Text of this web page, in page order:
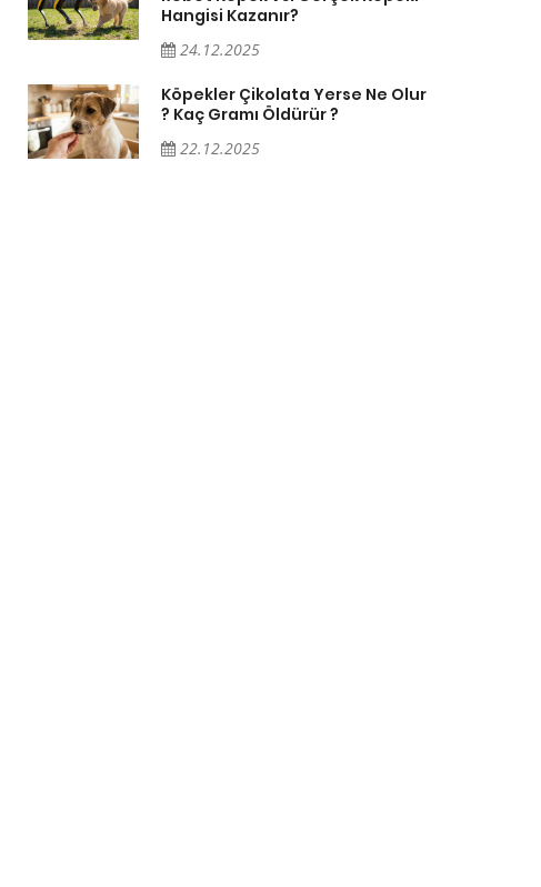
Hangisi Kazanır?
24.12.2025
Köpekler Çikolata Yerse Ne Olur
? Kaç Gramı Öldürür ?
22.12.2025